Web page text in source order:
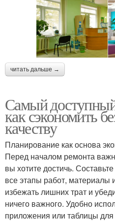
читать дальше →
Самый
как сэкономить
качеству
Планирование как основа
Перед началом ремонта
вы хотите достичь.
все этапы работ, материалы
избежать лишних трат и
ничего важного. Удобно
приложения или таблицы